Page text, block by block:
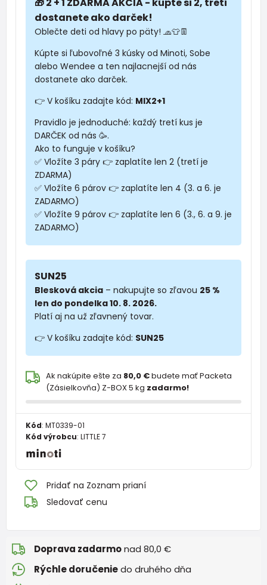
dostanete ako darček!
Oblečte deti od hlavy po päty! 🧢👕👖
Kúpte si ľubovoľné 3 kúsky od Minoti, Sobe
alebo Wendee a ten najlacnejší od nás
dostanete ako darček.
👉 V košíku zadajte kód: MIX2+1
Pravidlo je jednoduché: každý tretí kus je
DARČEK od nás 🥳.
Ako to funguje v košíku?
✅ Vložíte 3 páry 👉 zaplatíte len 2 (tretí je
ZDARMA)
✅ Vložíte 6 párov 👉 zaplatíte len 4 (3. a 6. je
ZADARMO)
✅ Vložíte 9 párov 👉 zaplatíte len 6 (3., 6. a 9. je
ZADARMO)
SUN25
Blesková akcia – nakupujte so zľavou 25 %
len do pondelka 10. 8. 2026.
Platí aj na už zľavnený tovar.
👉 V košíku zadajte kód: SUN25
Ak nakúpite ešte za 80,0 €budete mať Packeta
(Zásielkovňa) Z-BOX 5 kg zadarmo!
Kód: MT0339-01
Kód výrobcu: LITTLE 7
Pridať na Zoznam prianí
Sledovať cenu
Doprava zadarmonad 80,0 €
Rýchle doručeniedo druhého dňa